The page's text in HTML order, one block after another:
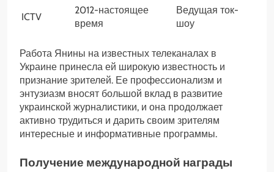
ICTV
2012-настоящее
время
Ведущая ток-
шоу
Работа Янины на известных телеканалах в
Украине принесла ей широкую известность и
признание зрителей. Ее профессионализм и
энтузиазм вносят большой вклад в развитие
украинской журналистики, и она продолжает
активно трудиться и дарить своим зрителям
интересные и информативные программы.
Получение международной награды